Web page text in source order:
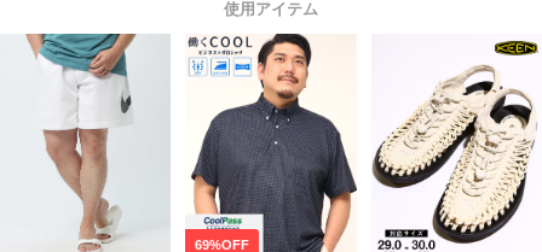
使用アイテム
69%OFF